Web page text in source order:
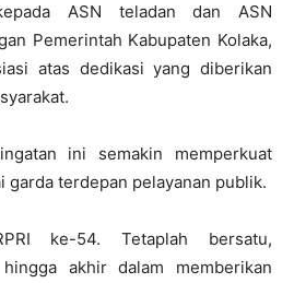
ASN teladan dan ASN
Pemerintah Kabupaten Kolaka,
atas dedikasi yang diberikan
ini semakin memperkuat
garda terdepan pelayanan publik.
ke-54. Tetaplah bersatu,
akhir dalam memberikan